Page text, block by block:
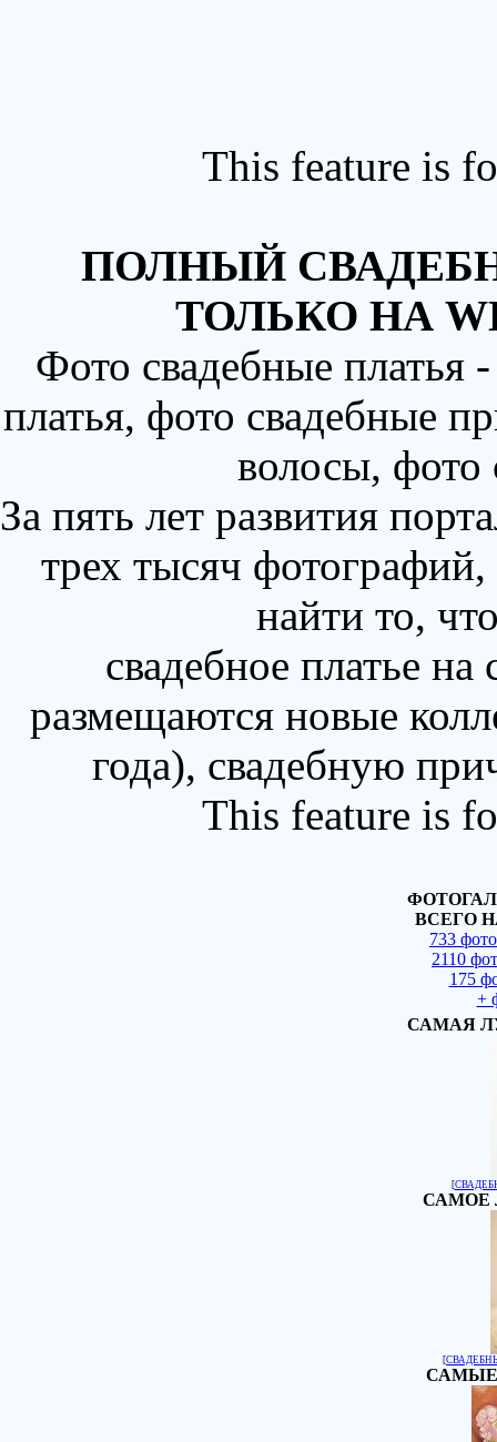
This feature is
ПОЛНЫЙ
ТОЛЬКО НА
Фото свадебные
платья, фото свадебные
волосы,
За пять лет развития
трех тысяч
найти то,
свадебное платье
размещаются новые
года), свадебную
This feature is
ВСЕГО
733
2110
175
+
САМАЯ
[
САМОЕ
[